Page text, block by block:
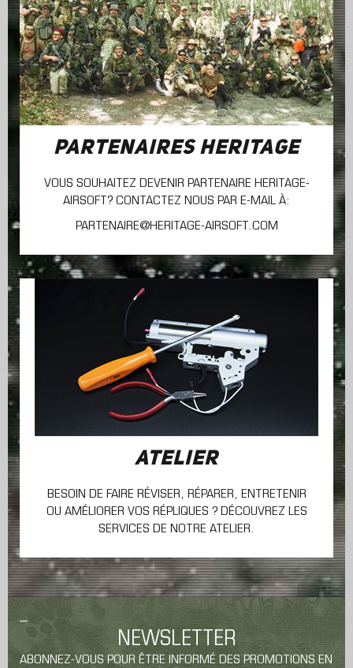
PARTENAIRES HERITAGE
VOUS SOUHAITEZ DEVENIR PARTENAIRE HERITAGE-
AIRSOFT? CONTACTEZ NOUS PAR E-MAIL À:
PARTENAIRE@HERITAGE-AIRSOFT.COM
ATELIER
BESOIN DE FAIRE RÉVISER, RÉPARER, ENTRETENIR
OU AMÉLIORER VOS RÉPLIQUES ? DÉCOUVREZ LES
SERVICES DE NOTRE ATELIER.
NEWSLETTER
ABONNEZ-VOUS POUR ÊTRE INFORMÉ DES PROMOTIONS EN